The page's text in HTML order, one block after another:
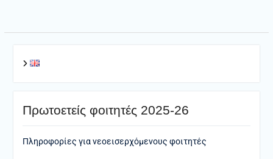
Πρωτοετείς φοιτητές 2025-26
Πληροφορίες για νεοεισερχόμενους φοιτητές